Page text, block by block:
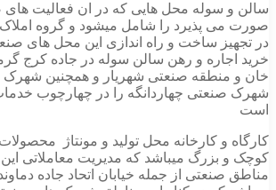
سالن و سوله محل هایی که در ان فعالیت های
صورت می پذیرد را شامل میشود و گروه
در تجهیز ساخت و راه اندازی این محل های
خرید اجاره و رهن سالن سوله در جاده کرج
خان و منطقه صنعتی شهریار و همچنین شهرک
شهرک صنعتی چهاردانگه را در چهارچوب
است
کارگاه و کارخانه محل تولید و مونتاژ
کوچک و بزرگ میباشد که مدیریت معاملاتی این
مناطق صنعتی از جمله خیابان اتحاد جاده